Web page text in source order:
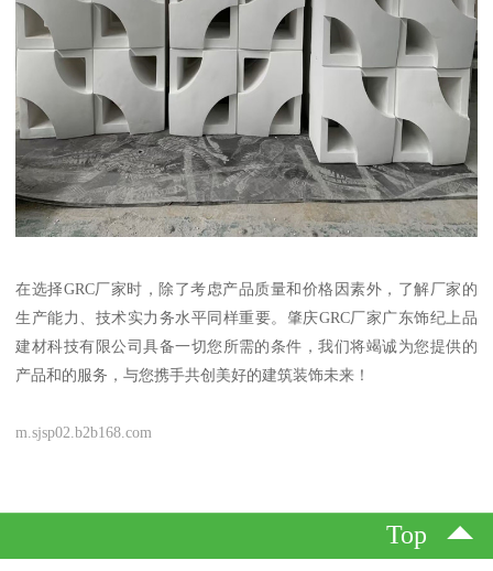
在选择GRC厂家时，除了考虑产品质量和价格因素外，了解厂家的
生产能力、技术实力务水平同样重要。肇庆GRC厂家广东饰纪上品
建材科技有限公司具备一切您所需的条件，我们将竭诚为您提供的
产品和的服务，与您携手共创美好的建筑装饰未来！
m.sjsp02.b2b168.com
Top